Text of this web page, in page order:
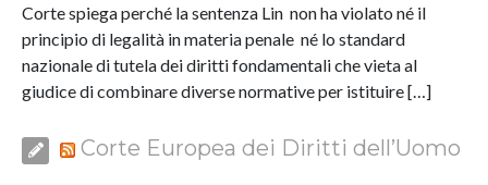
Corte spiega perché la sentenza Lin non ha violato né il
principio di legalità in materia penale né lo standard
nazionale di tutela dei diritti fondamentali che vieta al
giudice di combinare diverse normative per istituire […]
Corte Europea dei Diritti dell’Uomo